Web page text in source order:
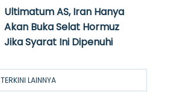
Ultimatum AS, Iran Hanya
Akan Buka Selat Hormuz
Jika Syarat Ini Dipenuhi
TERKINI LAINNYA